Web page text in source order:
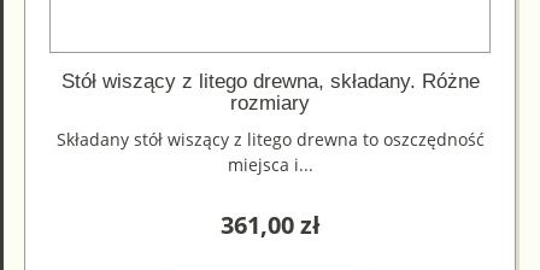
Stół wiszący z litego drewna, składany. Różne
rozmiary
Składany stół wiszący z litego drewna to oszczędność
miejsca i...
361,00zł